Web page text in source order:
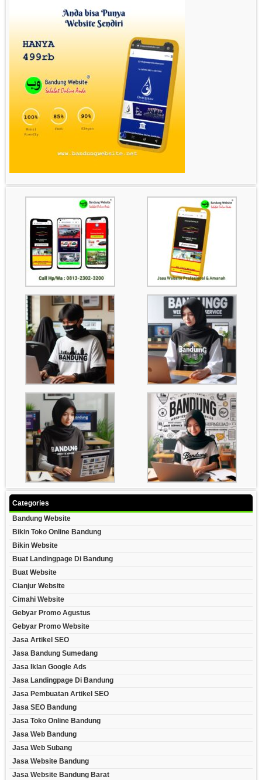
Categories
Bandung Website
Bikin Toko Online Bandung
Bikin Website
Buat Landingpage Di Bandung
Buat Website
Cianjur Website
Cimahi Website
Gebyar Promo Agustus
Gebyar Promo Website
Jasa Artikel SEO
Jasa Bandung Sumedang
Jasa Iklan Google Ads
Jasa Landingpage Di Bandung
Jasa Pembuatan Artikel SEO
Jasa SEO Bandung
Jasa Toko Online Bandung
Jasa Web Bandung
Jasa Web Subang
Jasa Website Bandung
Jasa Website Bandung Barat